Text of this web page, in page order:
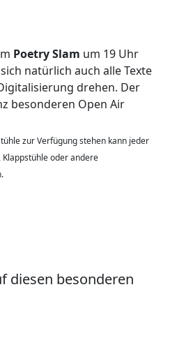
Poetry Slam um 19 Uhr
natürlich auch alle Texte
drehen. Der
besonderen Open Air
zur Verfügung stehen kann jeder
oder andere
diesen besonderen